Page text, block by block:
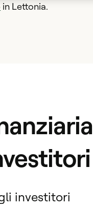
in Lettonia.
investitori